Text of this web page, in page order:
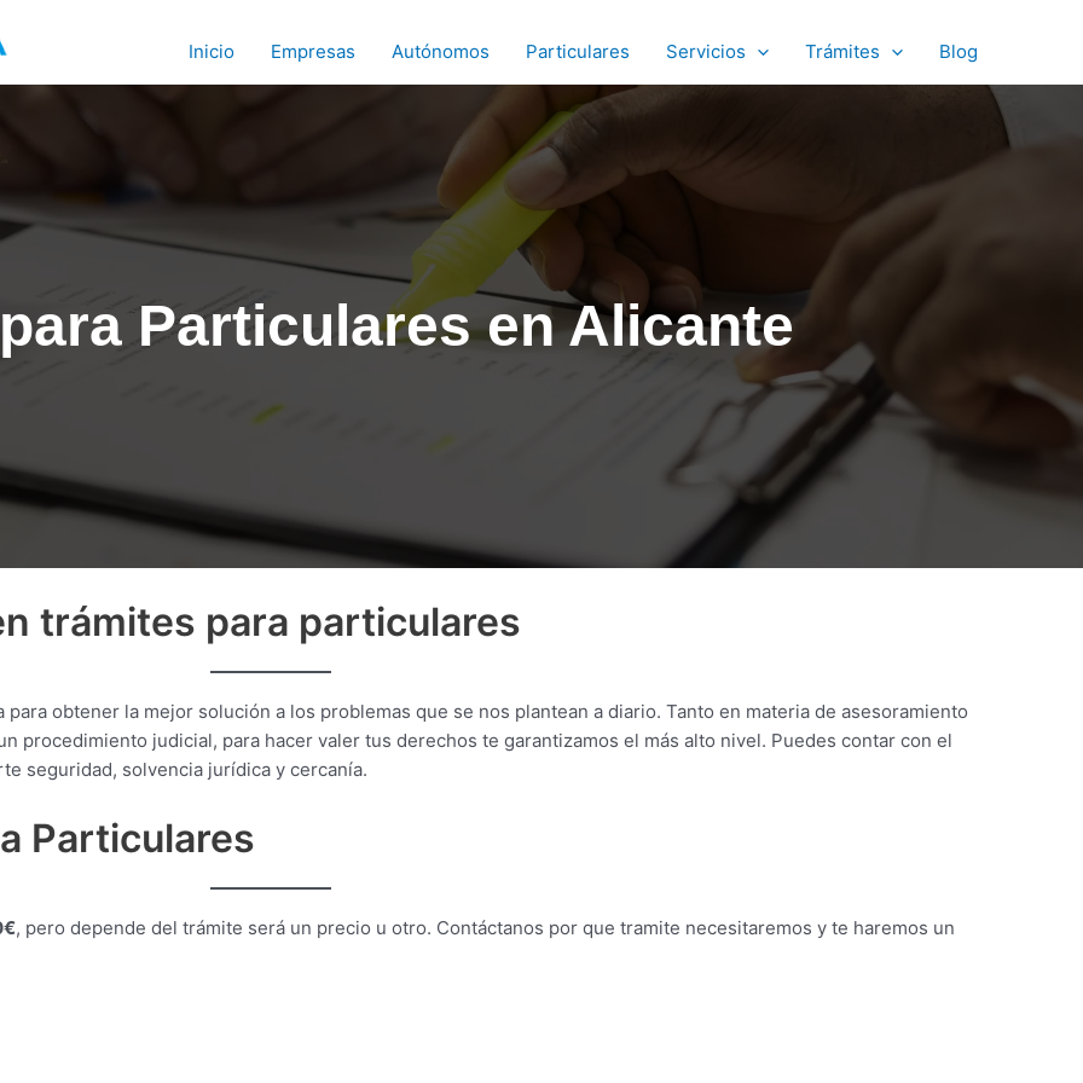
Inicio Empresas Autónomos Particulares Servicios Trámites Blog
Particulares en Alicante
trámites para particulares
obtener la mejor solución a los problemas que se nos plantean a diario. Tanto en materia de asesoramiento
procedimiento judicial, para hacer valer tus derechos te garantizamos el más alto nivel. Puedes contar con el
seguridad, solvencia jurídica y cercanía.
Particulares
, pero depende del trámite será un precio u otro. Contáctanos por que tramite necesitaremos y te haremos un